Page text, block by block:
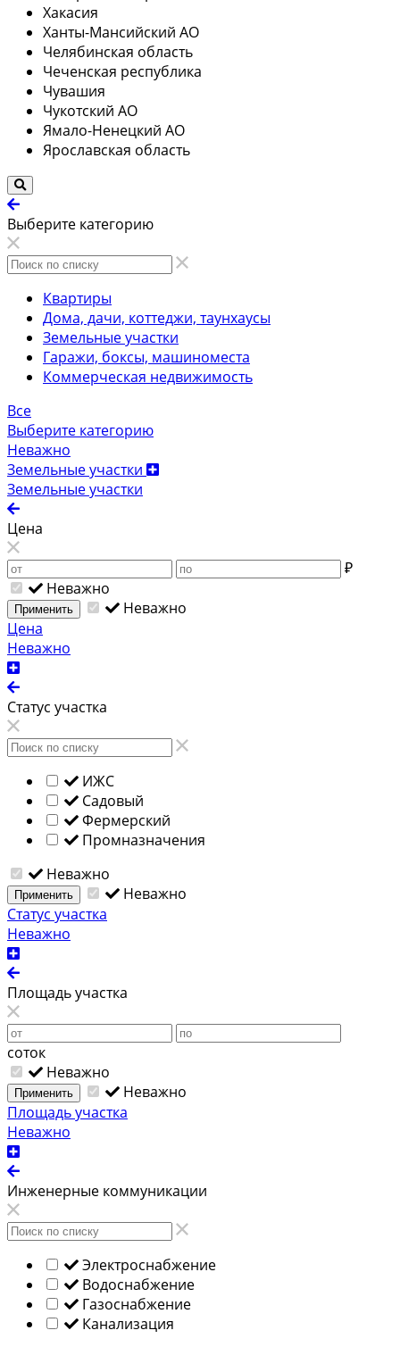
Хакасия
Ханты-Мансийский АО
Челябинская область
Чеченская республика
Чувашия
Чукотский АО
Ямало-Ненецкий АО
Ярославская область
Выберите категорию
Квартиры
Дома, дачи, коттеджи, таунхаусы
Земельные участки
Гаражи, боксы, машиноместа
Коммерческая недвижимость
Все
Выберите категорию
Неважно
Земельные участки
Земельные участки
Цена
₽
Неважно
Применить
Неважно
Цена
Неважно
Статус участка
ИЖС
Садовый
Фермерский
Промназначения
Неважно
Применить
Неважно
Статус участка
Неважно
Площадь участка
соток
Неважно
Применить
Неважно
Площадь участка
Неважно
Инженерные коммуникации
Электроснабжение
Водоснабжение
Газоснабжение
Канализация